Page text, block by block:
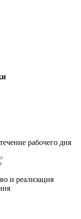
рабочего дня
и реализация